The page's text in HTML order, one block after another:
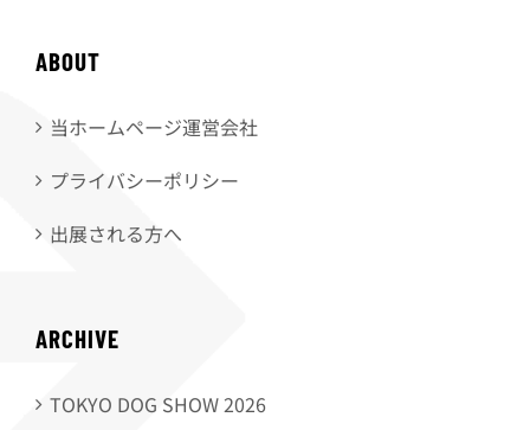
ABOUT
当ホームページ運営会社
プライバシーポリシー
出展される方へ
ARCHIVE
TOKYO DOG SHOW 2026